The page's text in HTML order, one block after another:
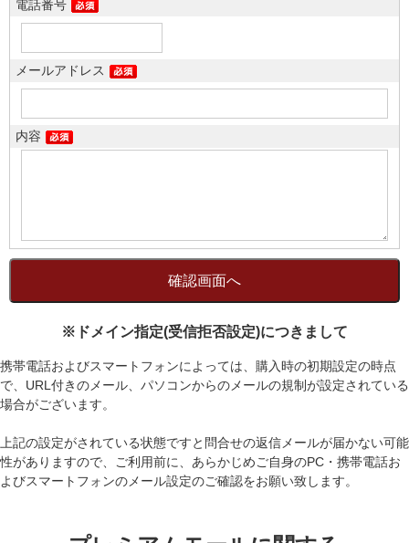
電話番号
メールアドレス
内容
※ドメイン指定(受信拒否設定)につきまして
携帯電話およびスマートフォンによっては、購入時の初期設定の時点
で、URL付きのメール、パソコンからのメールの規制が設定されている
場合がございます。
上記の設定がされている状態ですと問合せの返信メールが届かない可能
性がありますので、ご利用前に、あらかじめご自身のPC・携帯電話お
よびスマートフォンのメール設定のご確認をお願い致します。